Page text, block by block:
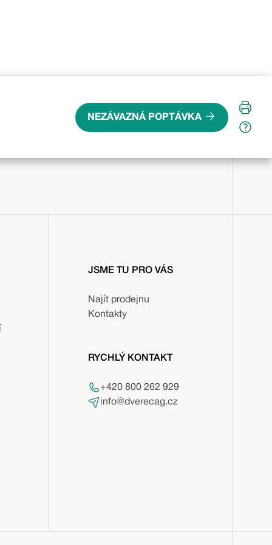
NEZÁVAZNÁ POPTÁVKA
JSME TU PRO VÁS
Najít prodejnu
Kontakty
RYCHLÝ KONTAKT
+420 800 262 929
info@dverecag.cz